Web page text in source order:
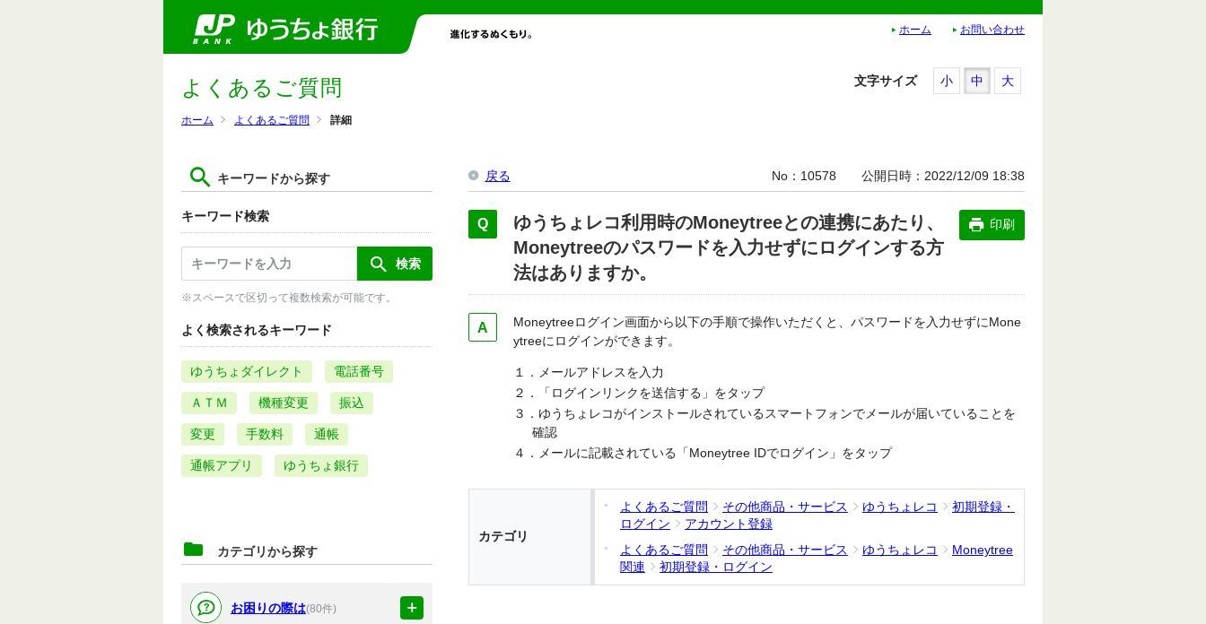
ホーム お問い合わせ
ホーム よくあるご質問 詳細
よくあるご質問
キーワードから探す
キーワード検索
※スペースで区切って複数検索が可能です。
よく検索されるキーワード
ゆうちょダイレクト 電話番号
ＡＴＭ 機種変更 振込
変更 手数料 通帳
通帳アプリ ゆうちょ銀行
カテゴリから探す
お困りの際は(80件)
文字サイズ 小 中 大
戻る No 10578 公開日時 2022/12/09 18:38
ゆうちょレコ利用時のMoneytreeとの連携にあたり、
Moneytreeのパスワードを入力せずにログインする方
法はありますか。
印刷
Moneytreeログイン画面から以下の手順で操作いただくと、パスワードを入力せずにMone
ytreeにログインができます。
１．メールアドレスを入力
２．「ログインリンクを送信する」をタップ
３．ゆうちょレコがインストールされているスマートフォンでメールが届いていることを
確認
４．メールに記載されている「Moneytree IDでログイン」をタップ
カテゴリ
よくあるご質問 その他商品・サービス ゆうちょレコ
初期登録・
ログイン
アカウント登録
よくあるご質問
その他商品・サービス ゆうちょレコ
Moneytree
関連
初期登録・ログイン